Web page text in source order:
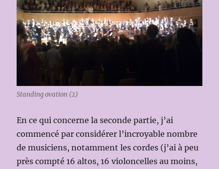
Standing ovation (2)
En ce qui concerne la seconde partie, j’ai
commencé par considérer l’incroyable nombre
de musiciens, notamment les cordes (j’ai à peu
près compté 16 altos, 16 violoncelles au moins,